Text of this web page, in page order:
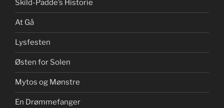
Skild-Padde’s Historie
At Gå
Lysfesten
Østen for Solen
Mytos og Mønstre
En Drømmefanger